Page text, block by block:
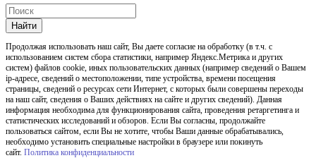
Найти
Продолжая использовать наш cайт, Вы даете согласие на обработку (в т.ч. с
использованием систем сбора статистики, например Яндекс.Метрика и других
систем) файлов cookie, иных пользовательских данных (например сведений о Вашем
ip-адресе, сведений о местоположении, типе устройства, времени посещения
страницы, сведений о ресурсах сети Интернет, с которых были совершены переходы
на наш сайт, сведения о Ваших действиях на сайте и других сведений). Данная
информация необходима для функционирования сайта, проведения ретаргетинга и
статистических исследований и обзоров. Если Вы согласны, продолжайте
пользоваться сайтом, если Вы не хотите, чтобы Ваши данные обрабатывались,
необходимо установить специальные настройки в браузере или покинуть
сайт. Политика конфиденциальности